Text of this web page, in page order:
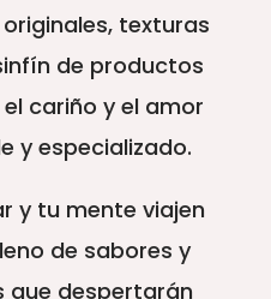
texturas
de productos
cariño y el amor
y especializado.
y tu mente viajen
de sabores y
que despertarán